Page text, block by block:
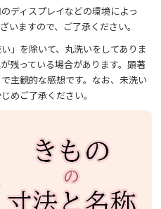
ディスプレイなどの環境によっ
いますので、ご了承ください。
」を除いて、丸洗いをしてありま
残っている場合があります。顕著
主観的な感想です。なお、未洗い
めご了承ください。